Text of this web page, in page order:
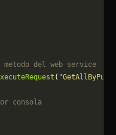
metodo del web service
(
consola